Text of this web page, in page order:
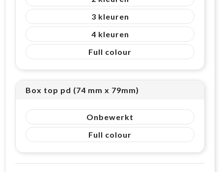
3
4
Full colour
Box top pd (74 mm x 79mm)
Onbewerkt
Full colour